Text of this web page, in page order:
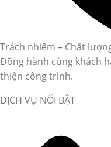
Trách nhiệm – Chất
Đồng hành cùng khách
thiện công trình.
DỊCH VỤ NỔI BẬT